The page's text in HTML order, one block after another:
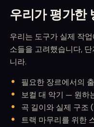
우리가 평가한
우리는 도구가 실제 작
소들을 고려했습니다,
니라.
필요한 장르에서의
보컬 대 악기 — 원하
곡 길이와 실제 구조
트랙 마무리를 위한